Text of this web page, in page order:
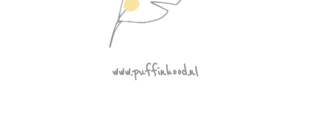
www.puffinhood.nl